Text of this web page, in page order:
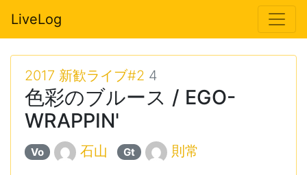
LiveLog
2017 新歓ライブ#2 4
色彩のブルース / EGO-
WRAPPIN'
Vo 石山 Gt 則常